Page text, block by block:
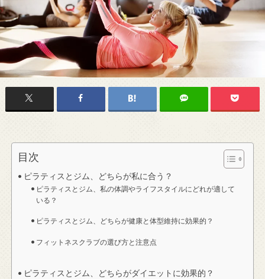
目次
ピラティスとジム、どちらが私に合う？
ピラティスとジム、私の体調やライフスタイルにどれが適して
いる？
ピラティスとジム、どちらが健康と体型維持に効果的？
フィットネスクラブの選び方と注意点
ピラティスとジム、どちらがダイエットに効果的？